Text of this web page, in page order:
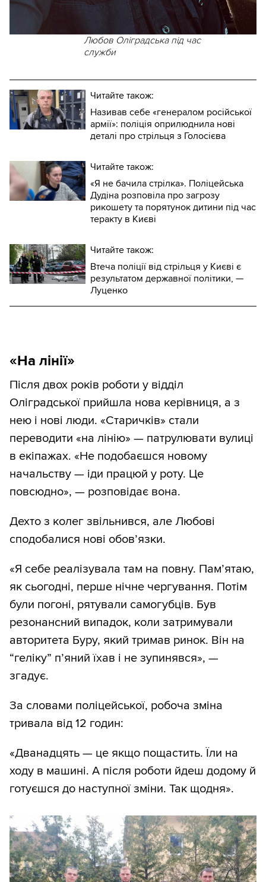
Любов Оліградська під час
служби
Читайте також:
Називав себе «генералом російської
армії»: поліція оприлюднила нові
деталі про стрільця з Голосієва
Читайте також:
«Я не бачила стрілка». Поліцейська
Дудіна розповіла про загрозу
рикошету та порятунок дитини під час
теракту в Києві
Читайте також:
Втеча поліції від стрільця у Києві є
результатом державної політики, —
Луценко
«На лінії»
Після двох років роботи у відділ
Оліградської прийшла нова керівниця, а з
нею і нові люди. «Старичків» стали
переводити «на лінію» — патрулювати вулиці
в екіпажах. «Не подобаєшся новому
начальству — іди працюй у роту. Це
повсюдно», — розповідає вона.
Дехто з колег звільнився, але Любові
сподобалися нові обов’язки.
«Я себе реалізувала там на повну. Пам’ятаю,
як сьогодні, перше нічне чергування. Потім
були погоні, рятували самогубців. Був
резонансний випадок, коли затримували
авторитета Буру, який тримав ринок. Він на
“геліку” п’яний їхав і не зупинявся», —
згадує.
За словами поліцейської, робоча зміна
тривала від 12 годин:
«Дванадцять — це якщо пощастить. Їли на
ходу в машині. А після роботи йдеш додому й
готуєшся до наступної зміни. Так щодня».